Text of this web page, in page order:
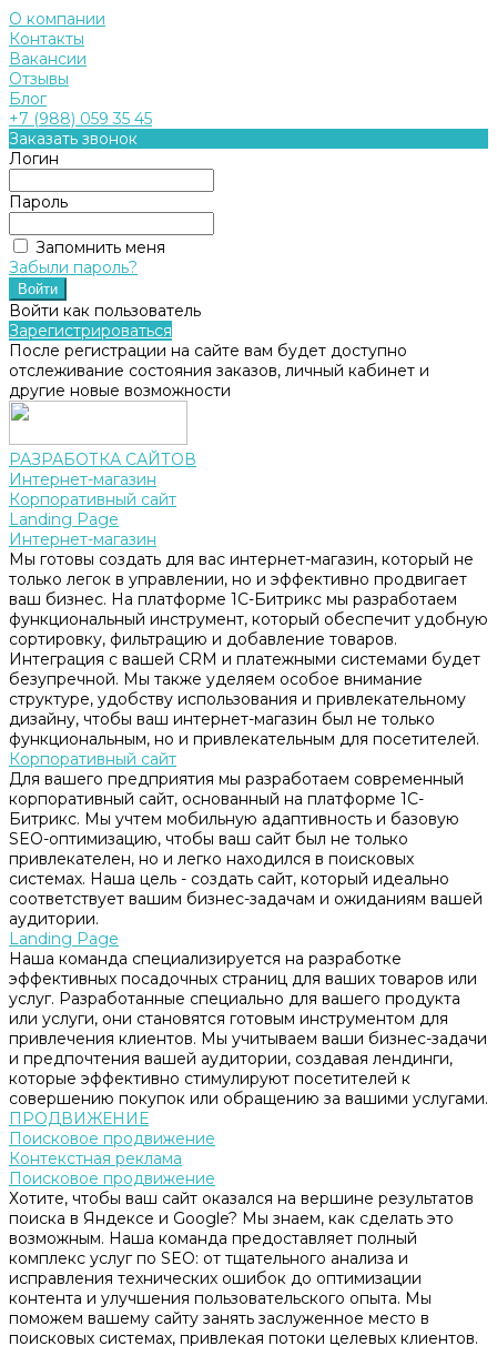
О компании
Контакты
Вакансии
Отзывы
Блог
+7 (988) 059 35 45
Заказать звонок
Логин
Пароль
Запомнить меня
Забыли пароль?
Войти как пользователь
Зарегистрироваться
После регистрации на сайте вам будет доступно
отслеживание состояния заказов, личный кабинет и
другие новые возможности
РАЗРАБОТКА САЙТОВ
Интернет-магазин
Корпоративный сайт
Landing Page
Интернет-магазин
Мы готовы создать для вас интернет-магазин, который не
только легок в управлении, но и эффективно продвигает
ваш бизнес. На платформе 1С-Битрикс мы разработаем
функциональный инструмент, который обеспечит удобную
сортировку, фильтрацию и добавление товаров.
Интеграция с вашей CRM и платежными системами будет
безупречной. Мы также уделяем особое внимание
структуре, удобству использования и привлекательному
дизайну, чтобы ваш интернет-магазин был не только
функциональным, но и привлекательным для посетителей.
Корпоративный сайт
Для вашего предприятия мы разработаем современный
корпоративный сайт, основанный на платформе 1С-
Битрикс. Мы учтем мобильную адаптивность и базовую
SEO-оптимизацию, чтобы ваш сайт был не только
привлекателен, но и легко находился в поисковых
системах. Наша цель - создать сайт, который идеально
соответствует вашим бизнес-задачам и ожиданиям вашей
аудитории.
Landing Page
Наша команда специализируется на разработке
эффективных посадочных страниц для ваших товаров или
услуг. Разработанные специально для вашего продукта
или услуги, они становятся готовым инструментом для
привлечения клиентов. Мы учитываем ваши бизнес-задачи
и предпочтения вашей аудитории, создавая лендинги,
которые эффективно стимулируют посетителей к
совершению покупок или обращению за вашими услугами.
ПРОДВИЖЕНИЕ
Поисковое продвижение
Контекстная реклама
Поисковое продвижение
Хотите, чтобы ваш сайт оказался на вершине результатов
поиска в Яндексе и Google? Мы знаем, как сделать это
возможным. Наша команда предоставляет полный
комплекс услуг по SEO: от тщательного анализа и
исправления технических ошибок до оптимизации
контента и улучшения пользовательского опыта. Мы
поможем вашему сайту занять заслуженное место в
поисковых системах, привлекая потоки целевых клиентов.